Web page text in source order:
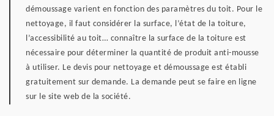
démoussage varient en fonction des paramètres du toit. Pour le
nettoyage, il faut considérer la surface, l’état de la toiture,
l’accessibilité au toit… connaître la surface de la toiture est
nécessaire pour déterminer la quantité de produit anti-mousse
à utiliser. Le devis pour nettoyage et démoussage est établi
gratuitement sur demande. La demande peut se faire en ligne
sur le site web de la société.